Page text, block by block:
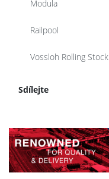
Modula
Railpool
Vossloh Rolling Stock
Sdílejte